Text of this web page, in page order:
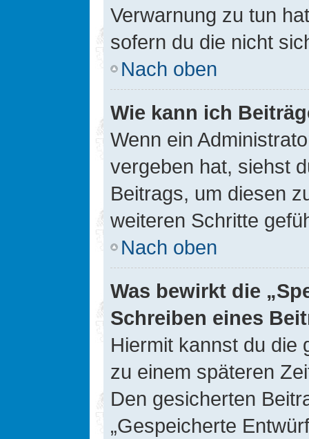
Verwarnung zu tun
sofern du die nicht
Nach oben
Wie kann ich
Wenn ein
vergeben hat, siehst
Beitrags, um diesen
weiteren Schritte
Nach oben
Was bewirkt die
Schreiben eines
Hiermit kannst du die
zu einem späteren
Den gesicherten
„Gespeicherte